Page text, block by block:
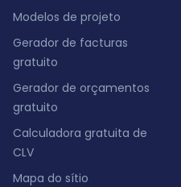
Modelos de projeto
Gerador de facturas
gratuito
Gerador de orçamentos
gratuito
Calculadora gratuita de
CLV
Mapa do sítio